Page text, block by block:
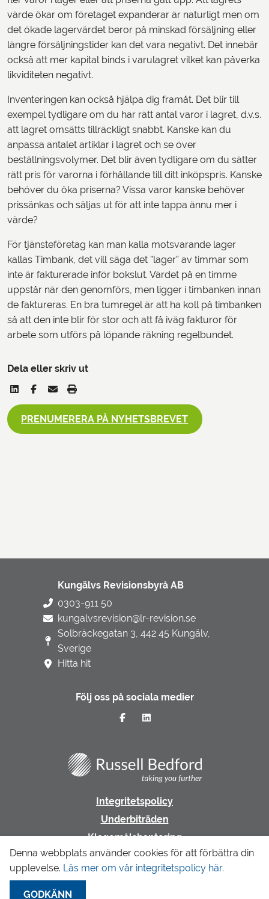
värde ökar om företaget expanderar är naturligt men om
det ökade lagervärdet beror på minskad försäljning eller
längre försäljningstider kan det vara negativt. Det innebär
också att mer kapital binds i varulagret vilket kan påverka
likviditeten negativt.
Inventeringen kan också hjälpa dig framåt. Det blir till
exempel tydligare om du har rätt antal varor i lagret, d.v.s.
att lagret omsätts tillräckligt snabbt. Kanske kan du
anpassa antalet artiklar i lagret och se över
beställningsvolymer. Det blir även tydligare om du sätter
rätt pris för varorna i förhållande till ditt inköpspris. Kanske
behöver du öka priserna? Vissa varor kanske behöver
prissänkas och säljas ut för att inte tappa ännu mer i
värde?
För tjänsteföretag kan man kalla motsvarande lager
kallas Timbank, det vill säga det ”lager” av timmar som
inte är fakturerade inför bokslut. Värdet på en timme
uppstår när den genomförs, men ligger i timbanken innan
de faktureras. En bra tumregel är att ha koll på timbanken
så att den inte blir för stor och att få iväg fakturor för
arbete som utförs på löpande räkning regelbundet.
Dela eller skriv ut
PRENUMERERA PÅ NYHETSBREVET
Kungälvs Revisionsbyrå AB
0303-911 50
kungalvsrevision@lr-revision.se
Solbräckegatan 3, 442 45 Kungälv,
Sverige
Hitta hit
Följ oss på sociala medier
Integritetspolicy
Underbiträden
Klagomålshantering
Gå till LR Revision & Redovisning
Denna webbplats använder cookies för att förbättra din
upplevelse.
Läs mer om vår integritetspolicy här.
GODKÄNN